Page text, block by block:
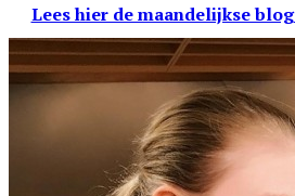
Lees hier de maandelijkse blog